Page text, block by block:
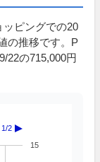
ッピングでの20
の推移です。P
22の715,000円
1/2
15